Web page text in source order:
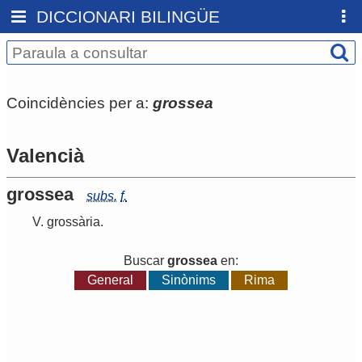
DICCIONARI BILINGÜE
Coincidències per a: grossea
Valencià
grossea subs. f.
V. grossària.
Buscar grossea en:
General
Sinònims Rima